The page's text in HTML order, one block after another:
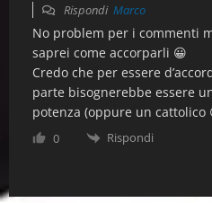
Rispondi Marco
No problem per i commenti
saprei come accorparli 😀
Credo che per essere
parte bisognerebbe essere
potenza (oppure un cattolico
0 Rispondi